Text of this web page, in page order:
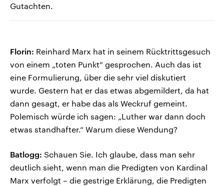
Gutachten.
Florin: Reinhard Marx hat in seinem Rücktrittsgesuch
von einem „toten Punkt“ gesprochen. Auch das ist
eine Formulierung, über die sehr viel diskutiert
wurde. Gestern hat er das etwas abgemildert, da hat
dann gesagt, er habe das als Weckruf gemeint.
Polemisch würde ich sagen: „Luther war dann doch
etwas standhafter.“ Warum diese Wendung?
Batlogg: Schauen Sie. Ich glaube, dass man sehr
deutlich sieht, wenn man die Predigten von Kardinal
Marx verfolgt – die gestrige Erklärung, die Predigten